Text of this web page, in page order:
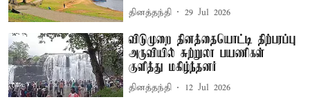
தினத்தந்தி 29 Jul 2026
விடுமுறை தினத்தையொட்டி திற்பரப்பு
அருவியில் சுற்றுலா பயணிகள்
குளித்து மகிழ்ந்தனர்
தினத்தந்தி 12 Jul 2026